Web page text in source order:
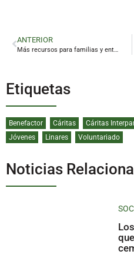
ANTERIOR
Más recursos para familias y entidades sociales en las cuentas de Linares para 2026
Etiquetas
Benefactor Cáritas Cáritas
Jóvenes
Linares Voluntariado
Noticias